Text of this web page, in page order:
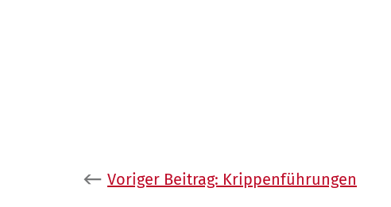
Beitragsnavigation
Voriger Beitrag: Krippenführungen